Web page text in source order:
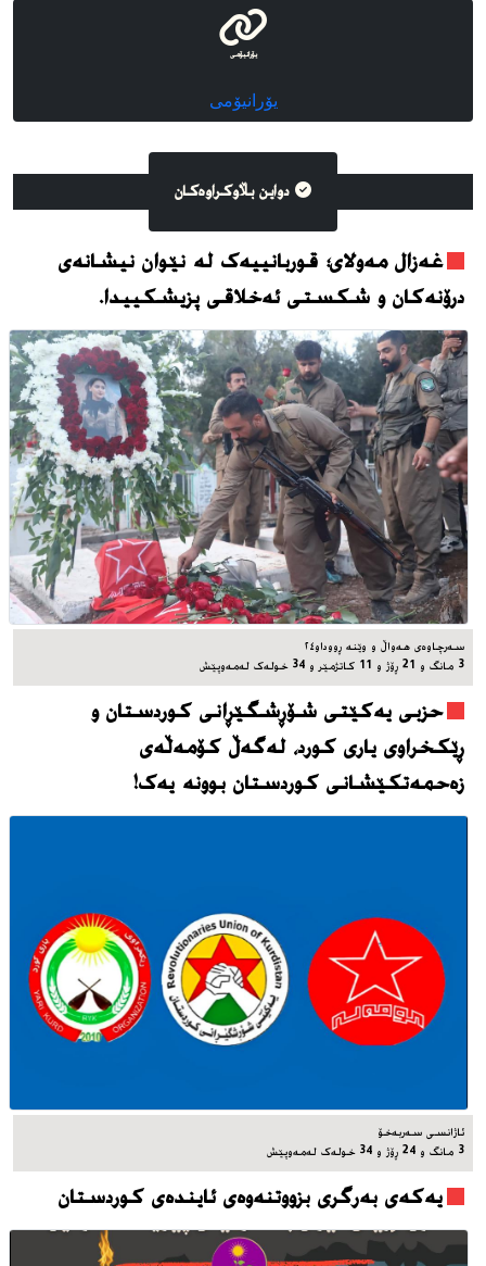
یۆرانیۆمی
یۆرانیۆمی
دواین بڵاوکراوه‌کان
غەزال مەولای؛ قوربانییەک لە نێوان نیشانەی
درۆنەکان و شکستی ئەخلاقی پزیشکییدا.
سه‌رچاوه‌ی هه‌واڵ و وێنه‌ ڕووداو٢٤
3 مانگ و 21 ڕۆژ و 11 کاتژمێر و 34 خوله‌ک له‌مه‌وپێش‌
حزبی یەکێتی شۆڕشگێڕانی کوردستان و
ڕێکخراوی یاری کورد، له‌گه‌ڵ کۆمەڵەی
زەحمەتکێشانی کوردستان بوونه‌ یه‌ک!
ئاژانسی سه‌ربه‌خۆ
3 مانگ و 24 ڕۆژ و 34 خوله‌ک له‌مه‌وپێش‌
یه‌که‌ی به‌رگری بزووتنه‌وه‌ی ئاینده‌ی کوردستان